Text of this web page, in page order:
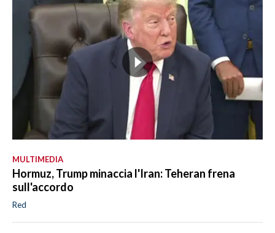
MULTIMEDIA
Hormuz, Trump minaccia l'Iran: Teheran frena
sull'accordo
Red